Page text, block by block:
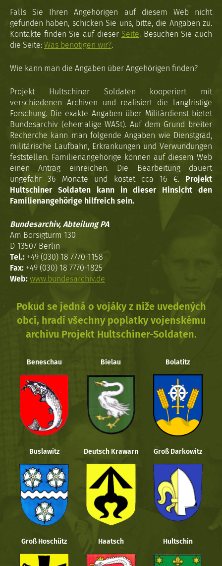
Falls Sie Ihren Angehörigen auf diesem Web nicht
gefunden haben, schicken Sie uns, bitte, die Angaben zu.
Kontakte finden Sie auf dieser Seite. Besuchen Sie auch
die Seite: Was benötigen wir?.
Wie kann man die Angaben über Angehörigen finden?
Projekt Hultschiner Soldaten kooperiert mit
verschiedenen Archiven und realisiert die langfristige
Forschung. Die exakte Angaben über Militärdienst bietet
Bundesarchiv (ehemalige WASt). Auf dem Grund breiter
Recherche kann man folgende Angaben wie Dienstgrad,
militärische Laufbahn, Erkrankungen und Verwundungen
feststellen. Familienangehörige können auf diesem Web
einen Antrag einreichen. Die Bearbeitung dauert
ungefähr 36 Monate und kostet cca 16 €. Projekt
Hultschiner Soldaten kann in dieser Hinsicht den
Familienangehörige hilfreich sein.
Bundesarchiv, Abteilung PA
Am Borsigturm 130
D-13507 Berlin
Tel.: +49 (030) 18 7770-1158
Fax: +49 (030) 18 7770-1825
Web: www.bundesarchiv.de
Pokud se jedná o vojáky z níže uvedených
obcí, hradí všechny poplatky vojenskému
archivu Projekt Hultschiner-Soldaten.
Beneschau Bielau Bolatitz
Buslawitz Deutsch Krawarn Groß Darkowitz
Groß Hoschütz Haatsch Hultschin